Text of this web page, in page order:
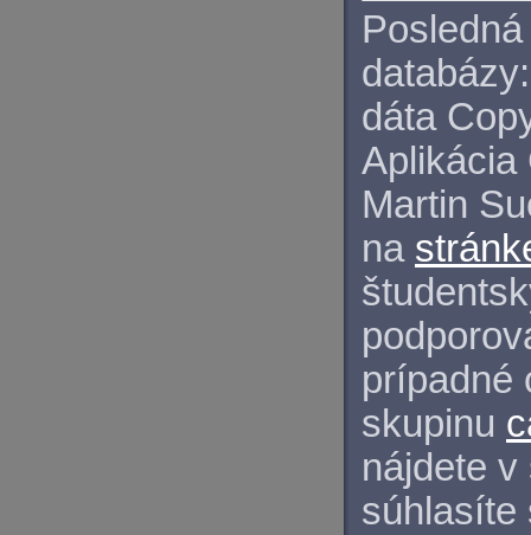
databázy:
dáta
Aplikácia
Martin
na
prípadné
skupinu
nájdete